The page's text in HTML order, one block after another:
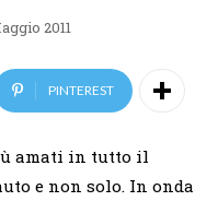
2011
PINTEREST
amati in tutto il
e non solo. In onda